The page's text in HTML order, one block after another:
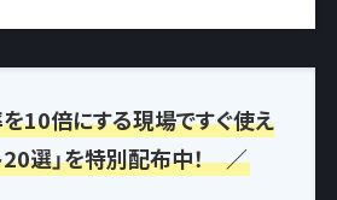
10倍にする現場ですぐ使え
20選」を特別配布中！ ／